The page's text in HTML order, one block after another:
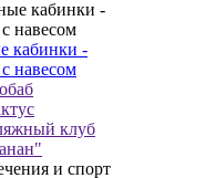
кабинки -
навесом
клуб